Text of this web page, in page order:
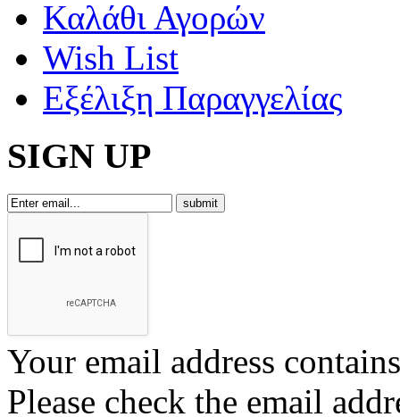
Καλάθι Αγορών
Wish List
Εξέλιξη Παραγγελίας
SIGN UP
Your email address
Please check the email